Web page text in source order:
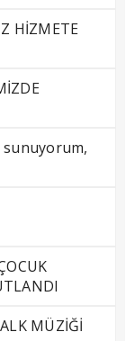
HİZMETE
sunuyorum,
MÜZİĞİ